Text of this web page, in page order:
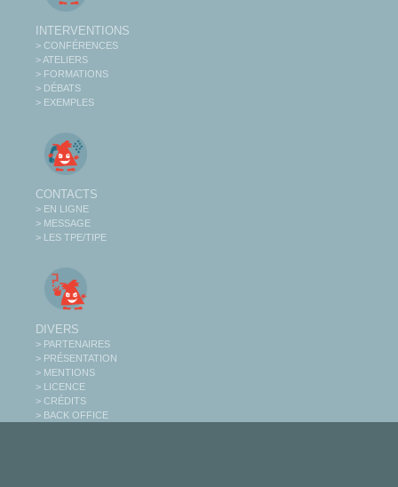
INTERVENTIONS
> CONFÉRENCES
> ATELIERS
> FORMATIONS
> DÉBATS
> EXEMPLES
CONTACTS
> EN LIGNE
> MESSAGE
> LES TPE/TIPE
DIVERS
> PARTENAIRES
> PRÉSENTATION
> MENTIONS
> LICENCE
> CRÉDITS
> BACK OFFICE